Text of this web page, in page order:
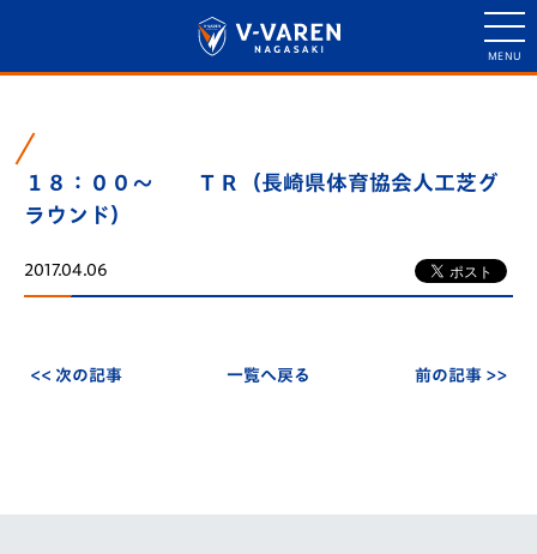
１８：００～ ＴＲ（長崎県体育協会人工芝グ
ラウンド）
2017.04.06
<< 次の記事 一覧へ戻る 前の記事 >>